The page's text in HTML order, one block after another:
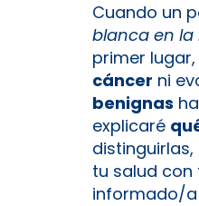
Cuando un
blanca en la
primer
cáncer ni
benignas
explicaré
tu salud con
informado/